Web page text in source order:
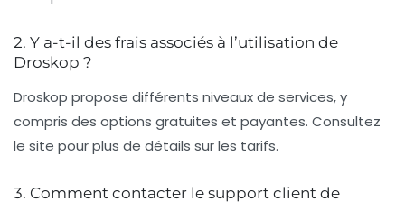
2. Y a-t-il des frais associés à l’utilisation de
Droskop ?
Droskop propose différents niveaux de services, y
compris des options gratuites et payantes. Consultez
le site pour plus de détails sur les tarifs.
3. Comment contacter le support client de